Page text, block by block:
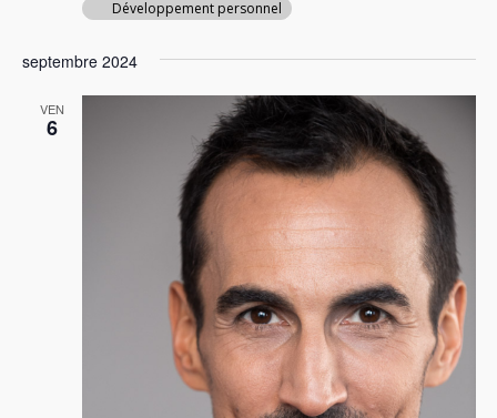
Développement personnel
septembre 2024
VEN
6